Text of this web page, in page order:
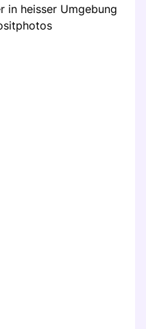
in heisser Umgebung